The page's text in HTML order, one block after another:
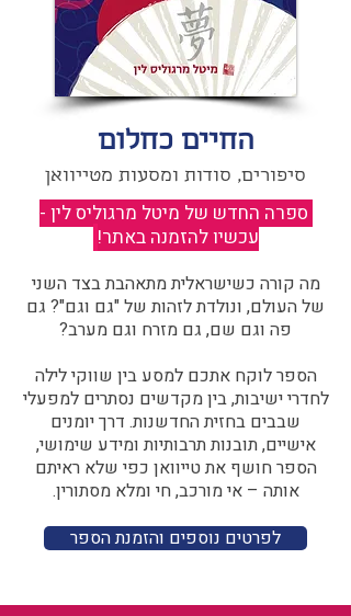
החיים כחלום
סיפורים, סודות ומסעות מטייוואן
ספרה החדש של מיטל מרגוליס לין -
עכשיו להזמנה באתר!
מה קורה כשישראלית מתאהבת בצד השני
של העולם, ונולדת לזהות של "גם וגם"? גם
פה וגם שם, גם מזרח וגם מערב?​​
הספר לוקח אתכם למסע בין שווקי לילה
לחדרי ישיבות, בין מקדשים נסתרים למפעלי
שבבים בחזית החדשנות. דרך יומנים
אישיים, תובנות תרבותיות ומידע שימושי,
הספר חושף את טייוואן כפי שלא ראיתם
אותה – אי מורכב, חי ומלא מסתורין.
לפרטים נוספים והזמנת הספר